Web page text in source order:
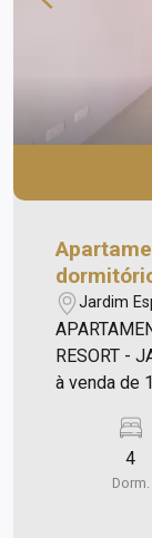
lazer: -
gourmet; -
Terraço
Brinquedoteca
de
Resort -
dos
Jardim
APARTAMENTO À
RESORT -
à venda de
com piso
- Cozinha
- 02 Vagas de
4
Dorm.